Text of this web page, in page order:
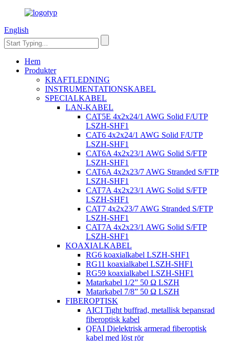
English
Hem
Produkter
KRAFTLEDNING
INSTRUMENTATIONSKABEL
SPECIALKABEL
LAN-KABEL
CAT5E 4x2x24/1 AWG Solid F/UTP
LSZH-SHF1
CAT6 4x2x24/1 AWG Solid F/UTP
LSZH-SHF1
CAT6A 4x2x23/1 AWG Solid S/FTP
LSZH-SHF1
CAT6A 4x2x23/7 AWG Stranded S/FTP
LSZH-SHF1
CAT7A 4x2x23/1 AWG Solid S/FTP
LSZH-SHF1
CAT7 4x2x23/7 AWG Stranded S/FTP
LSZH-SHF1
CAT7A 4x2x23/1 AWG Solid S/FTP
LSZH-SHF1
KOAXIALKABEL
RG6 koaxialkabel LSZH-SHF1
RG11 koaxialkabel LSZH-SHF1
RG59 koaxialkabel LSZH-SHF1
Matarkabel 1/2” 50 Ω LSZH
Matarkabel 7/8” 50 Ω LSZH
FIBEROPTISK
AICI Tight buffrad, metallisk bepansrad
fiberoptisk kabel
QFAI Dielektrisk armerad fiberoptisk
kabel med löst rör